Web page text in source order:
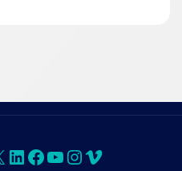
LinkedIn
Facebook
YouTube
Instagram
Vimeo